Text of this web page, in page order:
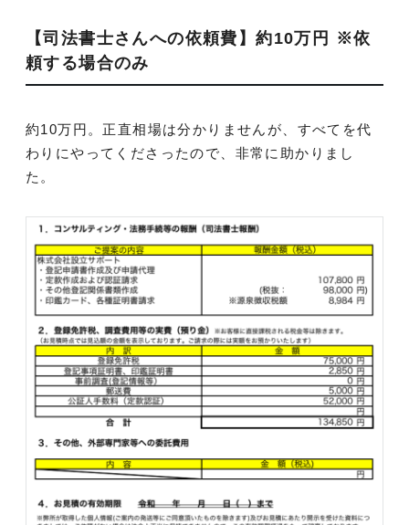
【司法書士さんへの依頼費】約10万円 ※依
頼する場合のみ
約10万円。正直相場は分かりませんが、すべてを代
わりにやってくださったので、非常に助かりまし
た。